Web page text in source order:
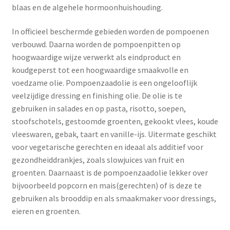
blaas en de algehele hormoonhuishouding.
In officieel beschermde gebieden worden de pompoenen
verbouwd. Daarna worden de pompoenpitten op
hoogwaardige wijze verwerkt als eindproduct en
koudgeperst tot een hoogwaardige smaakvolle en
voedzame olie. Pompoenzaadolie is een ongelooflijk
veelzijdige dressing en finishing olie. De olie is te
gebruiken in salades en op pasta, risotto, soepen,
stoofschotels, gestoomde groenten, gekookt vlees, koude
vleeswaren, gebak, taart en vanille-ijs. Uitermate geschikt
voor vegetarische gerechten en ideaal als additief voor
gezondheiddrankjes, zoals slowjuices van fruit en
groenten. Daarnaast is de pompoenzaadolie lekker over
bijvoorbeeld popcorn en mais(gerechten) of is deze te
gebruiken als brooddip en als smaakmaker voor dressings,
eieren en groenten.